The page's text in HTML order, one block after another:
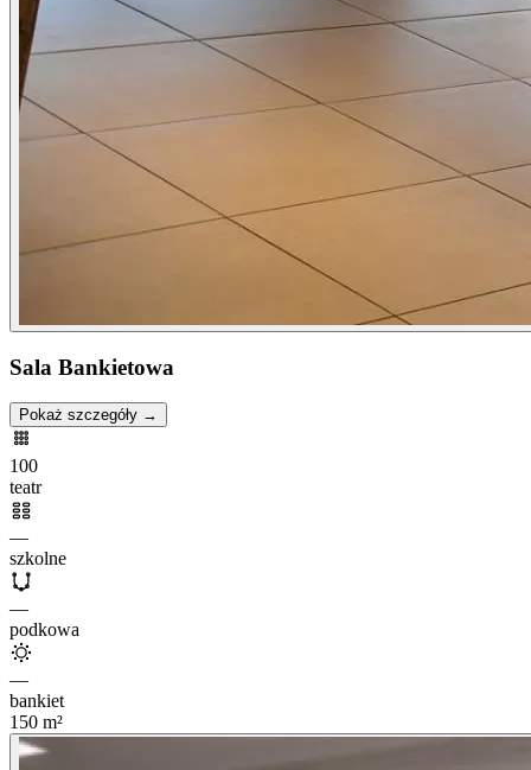
Sala Bankietowa
Pokaż szczegóły →
100
teatr
—
szkolne
—
podkowa
—
bankiet
150 m²